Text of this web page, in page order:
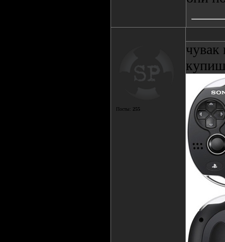
Посты: 255
чувак